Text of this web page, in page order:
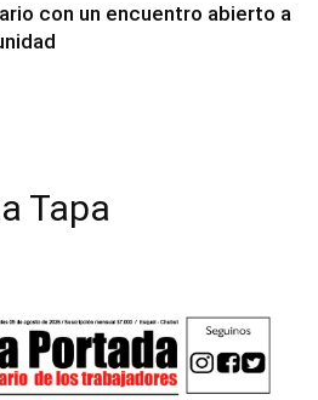
con un encuentro abierto a
Tapa